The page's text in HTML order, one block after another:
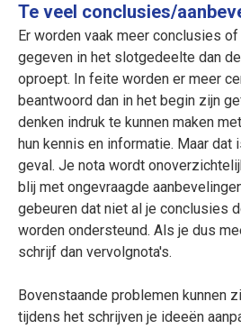
Te veel conclusies/
Er worden vaak meer conclusies
gegeven in het slotgedeelte dan
oproept. In feite worden er meer
beantwoord dan in het begin zijn
denken indruk te kunnen maken
hun kennis en informatie. Maar dat
geval. Je nota wordt
blij met ongevraagde
gebeuren dat niet al je conclusies
worden ondersteund. Als je dus
schrijf dan vervolgnota's.
Bovenstaande problemen kunnen
tijdens het schrijven je ideeën